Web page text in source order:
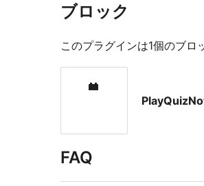
ブロック
このプラグインは1個のブロ
FAQ